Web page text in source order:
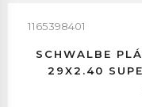
1165398401
SCHWALBE
29X2.40